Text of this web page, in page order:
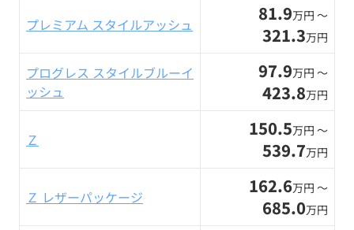
プレミアム スタイルアッシュ 81.9万円 〜
321.3万円
プログレス スタイルブルーイ
ッシュ
97.9万円 〜
423.8万円
Ｚ 150.5万円 〜
539.7万円
Ｚ レザーパッケージ 162.6万円 〜
685.0万円